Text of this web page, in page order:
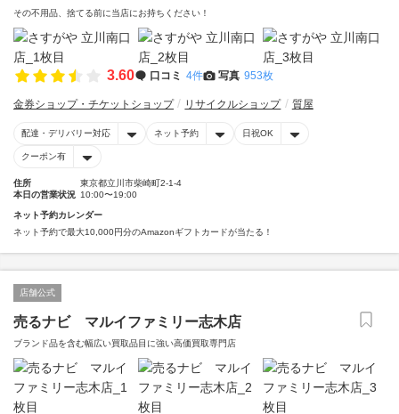
その不用品、捨てる前に当店にお持ちください！
3.60 口コミ 4件 写真 953枚
金券ショップ・チケットショップ リサイクルショップ 質屋
配達・デリバリー対応 ネット予約 日祝OK
クーポン有
住所
東京都立川市柴崎町2-1-4
本日の営業状況 10:00〜19:00
ネット予約カレンダー
ネット予約で最大10,000円分のAmazonギフトカードが当たる！
店舗公式
売るナビ マルイファミリー志木店
ブランド品を含む幅広い買取品目に強い高価買取専門店